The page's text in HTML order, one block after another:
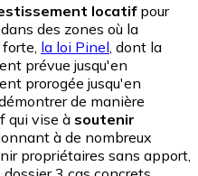
locatifpour
des zones où la
la loi Pinel , dont la
prévue jusqu'en
prorogée jusqu'en
de manière
qui vise à soutenir
à de nombreux
propriétaires sans apport,